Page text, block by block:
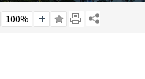
100%